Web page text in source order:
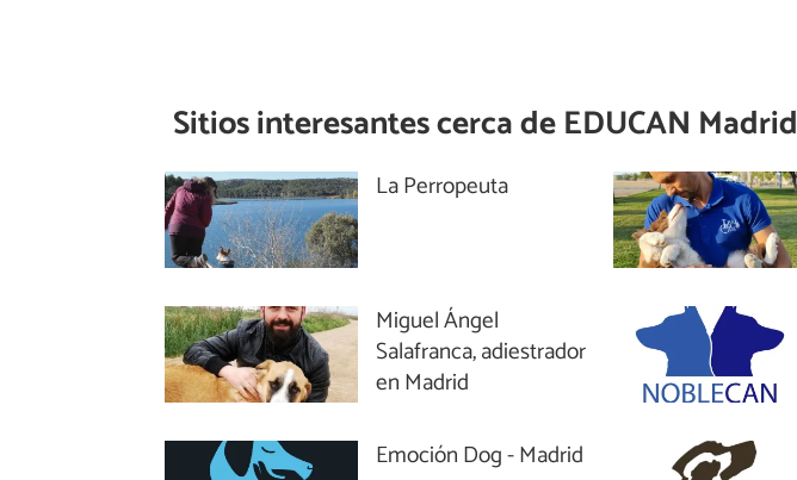
Sitios interesantes cerca deEDUCAN Madrid
La Perropeuta
Miguel Ángel
Salafranca, adiestrador
en Madrid
Emoción Dog - Madrid